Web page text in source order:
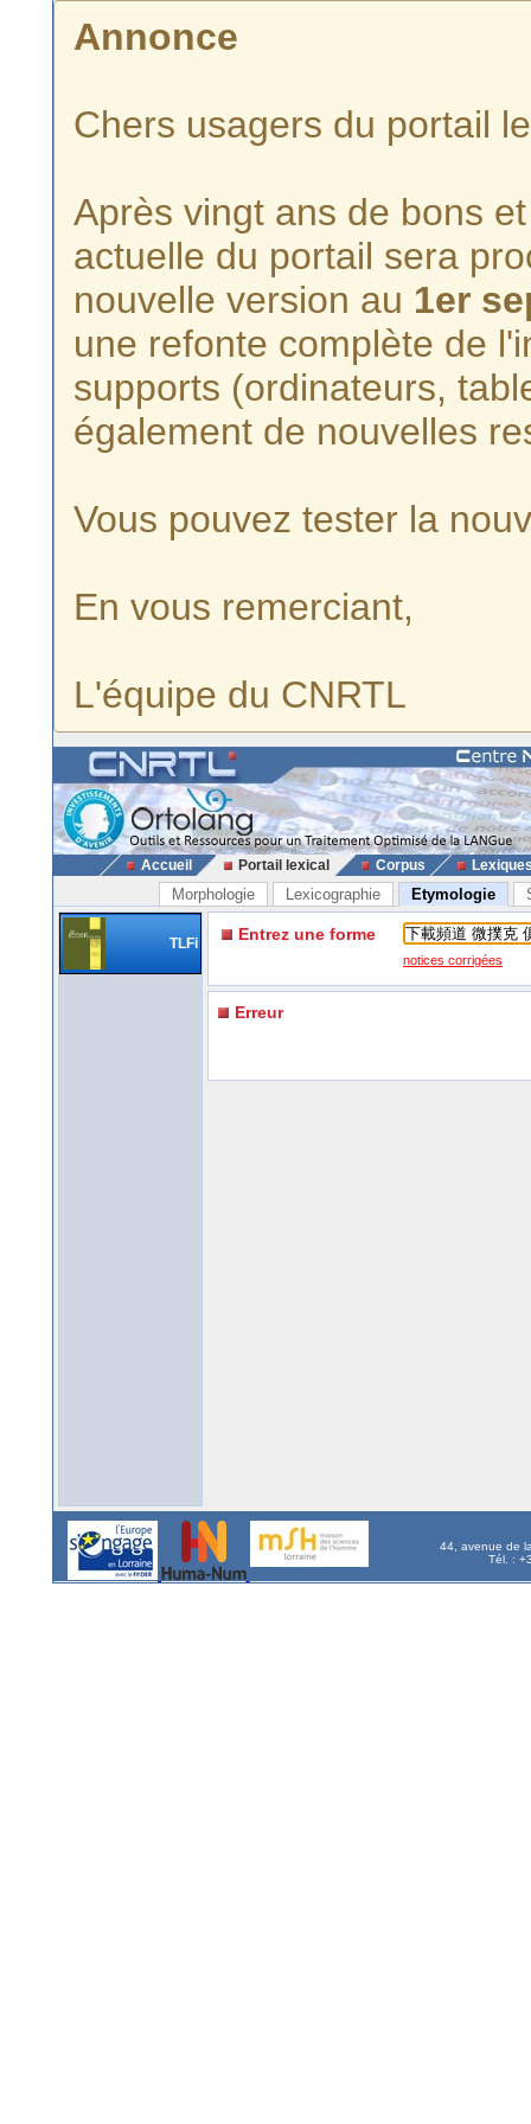
Annonce
Chers usagers du portail
Après vingt ans de bons
actuelle du portail sera
nouvelle version au 1er
une refonte complète de
supports (ordinateurs,
également de nouvelles
Vous pouvez tester la
En vous remerciant,
L'équipe du CNRTL
Accueil Portail lexical Corpus
Morphologie Lexicographie Etymologie
TLFi Entrez une forme
notices corrigées
Erreur
44, avenue de
Tél. :